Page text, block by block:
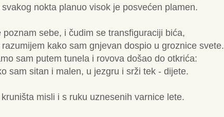
svakog nokta planuo visok je posvećen plamen.
poznam sebe, i čudim se transfiguraciji bića,
razumijem kako sam gnjevan dospio u groznice svete.
sam putem tunela i rovova došao do otkrića:
sam sitan i malen, u jezgru i srži tek - dijete.
kruništa misli i s ruku uznesenih varnice lete.